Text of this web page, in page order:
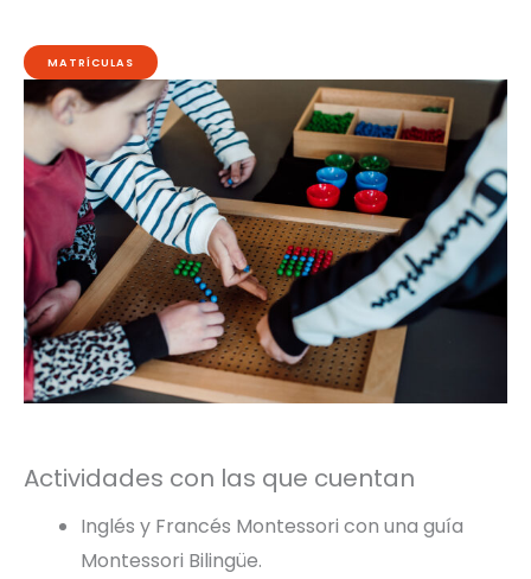
MATRÍCULAS
Actividades con las que cuentan
Inglés y Francés Montessori con una guía
Montessori Bilingüe.